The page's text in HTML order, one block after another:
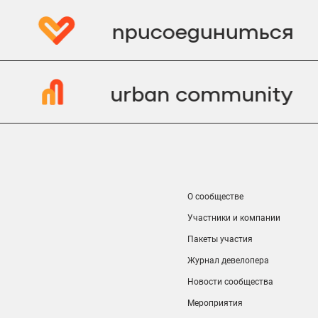
присоединиться
urban community
О сообществе
Участники и компании
Пакеты участия
Журнал девелопера
Новости сообщества
Мероприятия